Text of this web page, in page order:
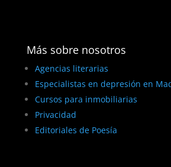
Más sobre nosotros
Agencias literarias
Especialistas en depresión en
Cursos para inmobiliarias
Privacidad
Editoriales de Poesía